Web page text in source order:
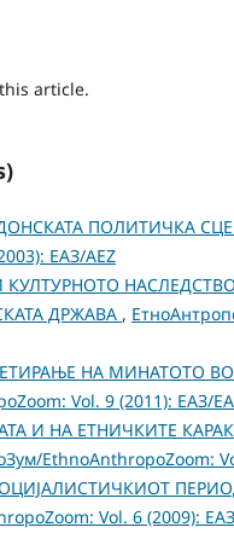
article.
ПОЛИТИЧКА
ЕАЗ/AEZ
ДРЖАВА ,
НА МИНАТОТО
Vol. 9 (2011): ЕАЗ/
И НА ЕТНИЧКИТЕ
EthnoAnthropoZoom:
Vol. 6 (2009):